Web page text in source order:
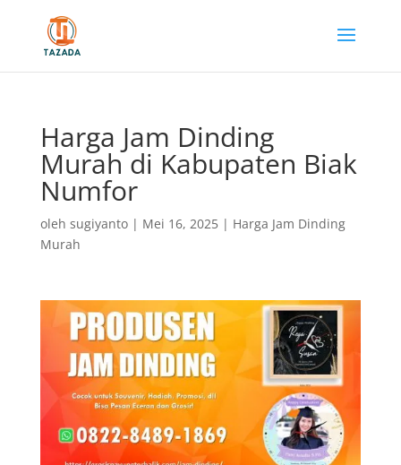
Harga Jam Dinding
Murah di Kabupaten Biak
Numfor
oleh sugiyanto| Mei 16, 2025| Harga Jam Dinding
Murah